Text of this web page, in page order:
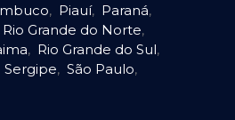
, Piauí, Paraná,
Rio Grande do Norte,
, Rio Grande do Sul,
Sergipe, São Paulo,